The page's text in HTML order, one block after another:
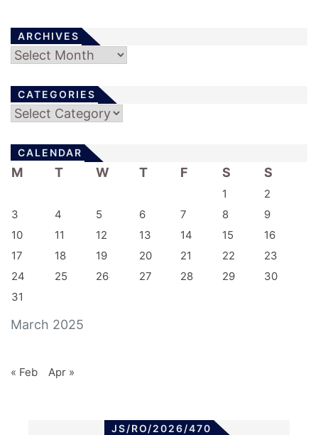
ARCHIVES
Archives
CATEGORIES
Categories
CALENDAR
March 2025
M T W T F S S
1
2
3
4 5 6 7 8
9
10
11 12 13 14 15
16
17
18 19 20 21 22
23
24
25 26 27 28 29
30
31
« Feb Apr »
JS/RO/2026/470